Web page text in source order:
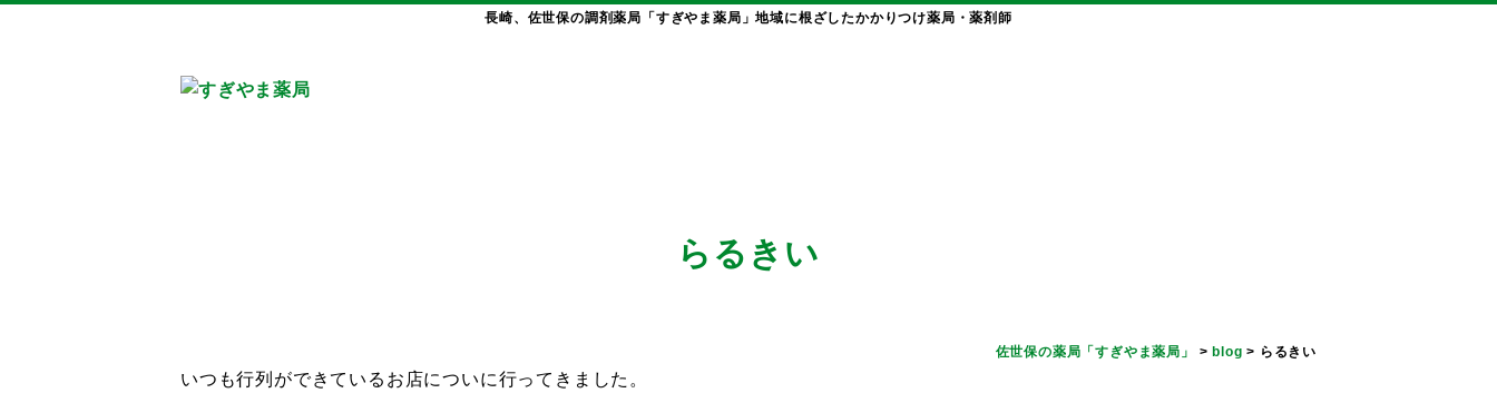
長崎、佐世保の調剤薬局「すぎやま薬局」地域に根ざしたかかりつけ薬局・薬剤師
らるきい
佐世保の薬局「すぎやま薬局」 > blog > らるきい
いつも行列ができているお店についに行ってきました。